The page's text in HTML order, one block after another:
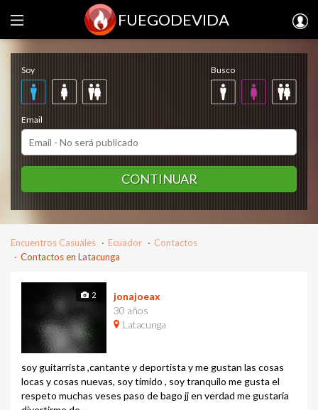
FUEGODEVIDA
Regístrate gratis
Soy Busco
Email
CONTINUAR
Encuentros Casuales Ecuador
Contactos
Contactos en Latacunga
2
jonajoeax
30 años
Latacunga
soy guitarrista ,cantante y deportista y me gustan las cosas
locas y cosas nuevas, soy timido , soy tranquilo me gusta el
respeto muchas veses paso de bago jj en verdad me gustaria